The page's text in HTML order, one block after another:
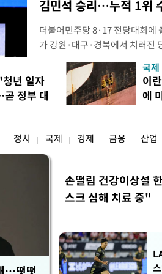
김민석 승리…누적 1위
더불어민주당 8·17 전당대회에
가 강원·대구·경북에서 치러진
48.54%(1만8977표)를 얻어 상
를 1622표(4.14%p) 차로 제치
·인천 권리당원 투표에서도 김
적 합산(가중치 미반영)에서도
년 일자
정부 대
국제
이
에
정치 국제 경제 금융 산업
…떳떳
손떨림 건강이상설
스크 심해 치료 중"